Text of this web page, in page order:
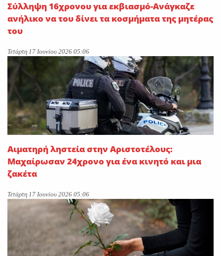
Σύλληψη 16χρονου για εκβιασμό-Ανάγκαζε
ανήλικο να του δίνει τα κοσμήματα της μητέρας
του
Τετάρτη 17 Ιουνίου 2026 05:06
Αιματηρή ληστεία στην Αριστοτέλους:
Μαχαίρωσαν 24χρονο για ένα κινητό και μια
ζακέτα
Τετάρτη 17 Ιουνίου 2026 05:06